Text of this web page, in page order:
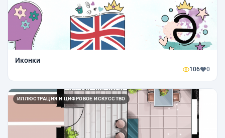
Иконки
106 0
ИЛЛЮСТРАЦИЯ И ЦИФРОВОЕ ИСКУССТВО